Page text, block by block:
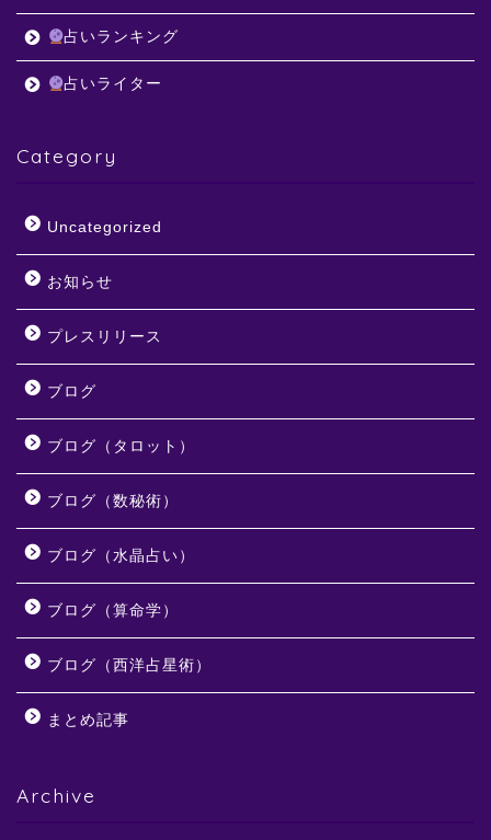
占いランキング
占いライター
Category
Uncategorized
お知らせ
プレスリリース
ブログ
ブログ（タロット）
ブログ（数秘術）
ブログ（水晶占い）
ブログ（算命学）
ブログ（西洋占星術）
まとめ記事
Archive